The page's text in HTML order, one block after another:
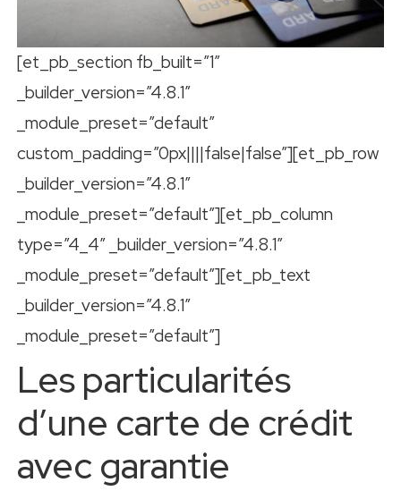
[et_pb_section fb_built=”1″
_builder_version=”4.8.1″
_module_preset=”default”
custom_padding=”0px||||false|false”][et_pb_row
_builder_version=”4.8.1″
_module_preset=”default”][et_pb_column
type=”4_4″ _builder_version=”4.8.1″
_module_preset=”default”][et_pb_text
_builder_version=”4.8.1″
_module_preset=”default”]
Les particularités
d’une carte de crédit
avec garantie